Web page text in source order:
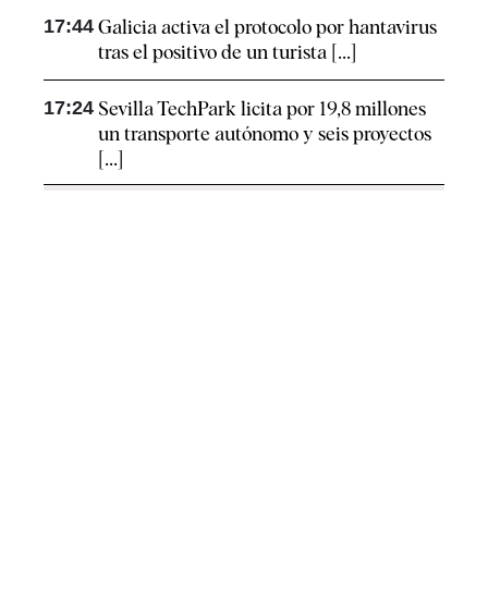
17:44 Galicia activa el protocolo por hantavirus
tras el positivo de un turista [...]
17:24 Sevilla TechPark licita por 19,8 millones
un transporte autónomo y seis proyectos
[...]